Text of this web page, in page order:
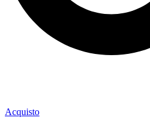
Acquisto